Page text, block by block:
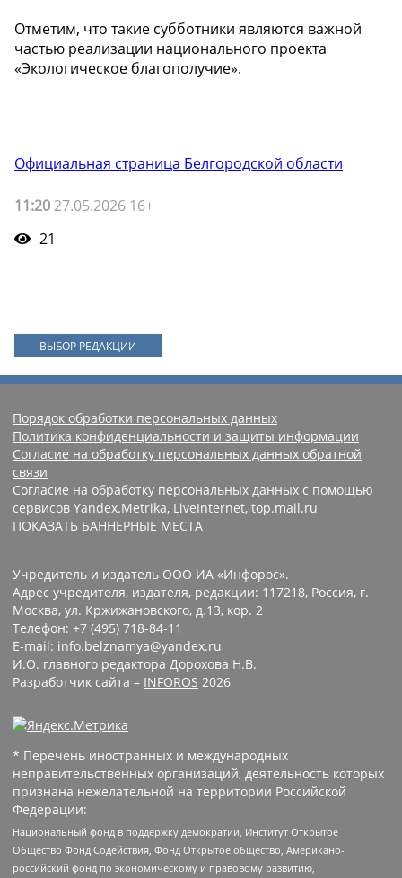
Отметим, что такие субботники являются важной
частью реализации национального проекта
«Экологическое благополучие».
Официальная страница Белгородской области
11:20 27.05.2026 16+
21
ВЫБОР РЕДАКЦИИ
Порядок обработки персональных данных
Политика конфиденциальности и защиты информации
Согласие на обработку персональных данных обратной
связи
Согласие на обработку персональных данных с помощью
сервисов Yandex.Metrika, LiveInternet, top.mail.ru
ПОКАЗАТЬ БАННЕРНЫЕ МЕСТА
Учредитель и издатель ООО ИА «Инфорос».
Адрес учредителя, издателя, редакции: 117218, Россия, г.
Москва, ул. Кржижановского, д.13, кор. 2
Телефон: +7 (495) 718-84-11
E-mail: info.belznamya@yandex.ru
И.О. главного редактора Дорохова Н.В.
Разработчик сайта – INFOROS 2026
* Перечень иностранных и международных
неправительственных организаций, деятельность которых
признана нежелательной на территории Российской
Федерации:
Национальный фонд в поддержку демократии, Институт Открытое
Общество Фонд Содействия, Фонд Открытое общество, Американо-
российский фонд по экономическому и правовому развитию,